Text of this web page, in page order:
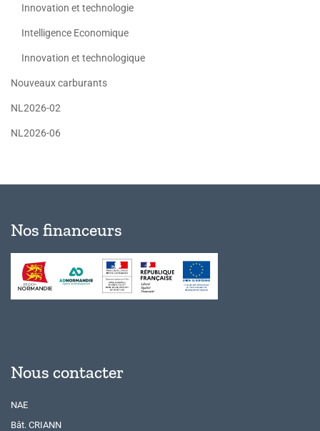
Innovation et technologie
Intelligence Economique
Innovation et technologique
Nouveaux carburants
NL2026-02
NL2026-06
Nos financeurs
Nous contacter
NAE
Bât. CRIANN